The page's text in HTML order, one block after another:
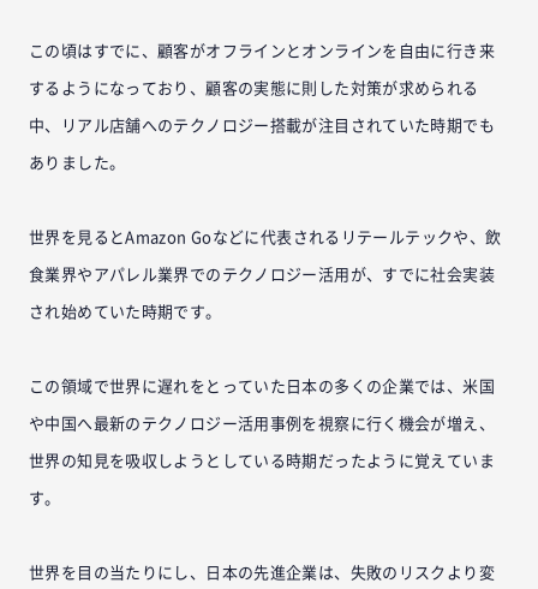
この頃はすでに、顧客がオフラインとオンラインを自由に行き来
するようになっており、顧客の実態に則した対策が求められる
中、リアル店舗へのテクノロジー搭載が注目されていた時期でも
ありました。
世界を見るとAmazon Goなどに代表されるリテールテックや、飲
食業界やアパレル業界でのテクノロジー活用が、すでに社会実装
され始めていた時期です。
この領域で世界に遅れをとっていた日本の多くの企業では、米国
や中国へ最新のテクノロジー活用事例を視察に行く機会が増え、
世界の知見を吸収しようとしている時期だったように覚えていま
す。
世界を目の当たりにし、日本の先進企業は、失敗のリスクより変